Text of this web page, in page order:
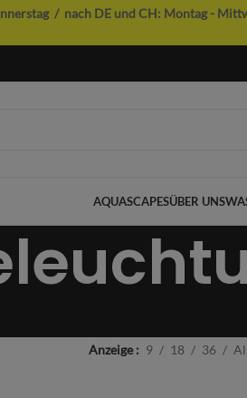
/ nach DE und CH: Montag -
AQUASCAPESÜBER UNS
Anzeige 9 18 36